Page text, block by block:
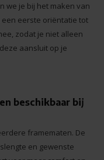
we je bij het maken van
eerste oriëntatie tot
zodat je niet alleen
aansluit op je
beschikbaar bij
framematen. De
en gewenste